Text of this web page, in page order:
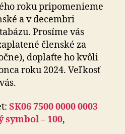
roku pripomenieme
a v decembri
Prosíme vás
členské za
doplaťte ho kvôli
roku 2024. Veľkosť
SK06 7500 0000 0003
symbol – 100,